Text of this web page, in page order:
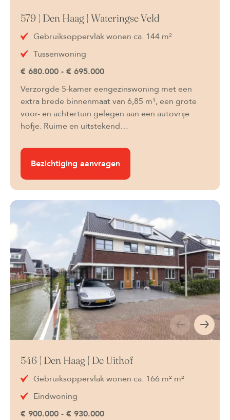
579 | Den Haag | Wateringse Veld
Gebruiksoppervlak wonen ca. 144 m²
Tussenwoning
€ 680.000 - € 695.000
Verzorgde 5-kamer eengezinswoning met een
extra brede binnenmaat van 6,85 m¹, een grote
voor- en achtertuin gelegen aan een autovrije
hofje. Ruime en uitstekend…
Bezichtiging aanvragen
546 | Den Haag | De Uithof
Gebruiksoppervlak wonen ca. 166 m² m²
Eindwoning
€ 900.000 - € 930.000